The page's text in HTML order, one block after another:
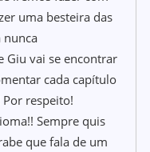
uma besteira das
nunca
Giu vai se encontrar
cada capítulo
respeito!
Sempre quis
que fala de um